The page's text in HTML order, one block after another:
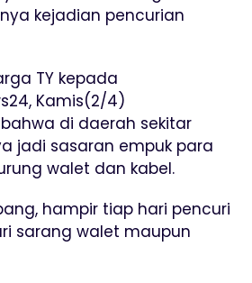
kejadian pencurian
TY kepada
Kamis(2/4)
di daerah sekitar
jadi sasaran empuk para
walet dan kabel.
hampir tiap hari pencuri
sarang walet maupun